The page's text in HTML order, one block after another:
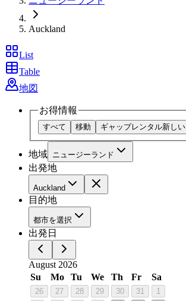
Auckland
List
Table
地図
お得情報
すべて 移動 ギャップレンタル新しい
地域 ニュージーランド
出発地
Auckland
目的地
都市を選択
出発日
August 2026
Su
Mo Tu We Th Fr Sa
26 27 28 29 30 31
1